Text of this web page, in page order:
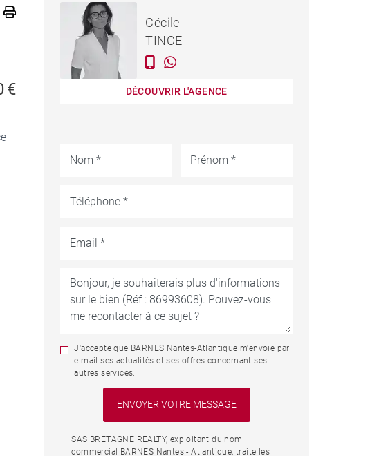
€
MAISON LA BAULE-
ESCOUBLAC - 501 M²
Cécile
TINCE
DÉCOUVRIR L'AGENCE
J'accepte que BARNES Nantes-Atlantique m'envoie par
e-mail ses actualités et ses offres concernant ses
autres services.
SAS BRETAGNE REALTY, exploitant du nom
commercial BARNES Nantes - Atlantique, traite les